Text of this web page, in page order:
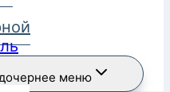
меню